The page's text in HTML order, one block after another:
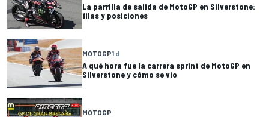
La parrilla de salida de MotoGP en Silverstone:
filas y posiciones
MOTOGP1 d
A qué hora fue la carrera sprint de MotoGP en
Silverstone y cómo se vio
MOTOGP